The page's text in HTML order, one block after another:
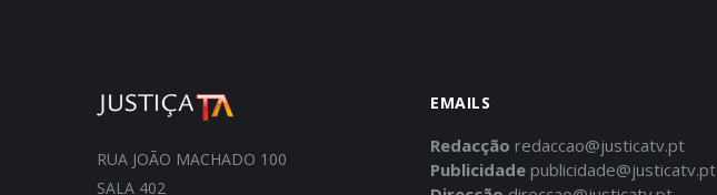
RUA JOÃO MACHADO 100
SALA 402
EMAILS
Redacção redaccao@justicatv.pt
Publicidade publicidade@justicatv.pt